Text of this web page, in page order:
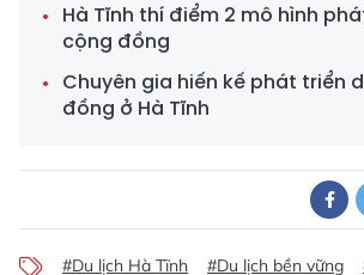
Hà Tĩnh thí điểm 2 mô hình
cộng đồng
Chuyên gia hiến kế phát triển
đồng ở Hà Tĩnh
#Du lịch Hà Tĩnh #Du lịch bền vững